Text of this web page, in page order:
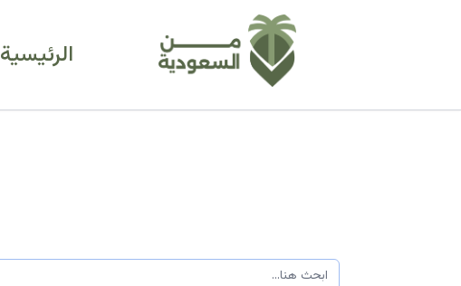
الرئيسية